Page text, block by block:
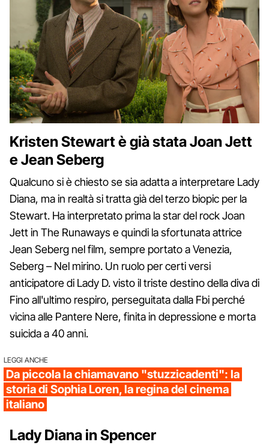
Kristen Stewart è già stata Joan Jett
e Jean Seberg
Qualcuno si è chiesto se sia adatta a interpretare Lady
Diana, ma in realtà si tratta già del terzo biopic per la
Stewart. Ha interpretato prima la star del rock Joan
Jett in The Runaways e quindi la sfortunata attrice
Jean Seberg nel film, sempre portato a Venezia,
Seberg – Nel mirino. Un ruolo per certi versi
anticipatore di Lady D. visto il triste destino della diva di
Fino all'ultimo respiro, perseguitata dalla Fbi perché
vicina alle Pantere Nere, finita in depressione e morta
suicida a 40 anni.
LEGGI ANCHE
Da piccola la chiamavano "stuzzicadenti": la
storia di Sophia Loren, la regina del cinema
italiano
Lady Diana in Spencer